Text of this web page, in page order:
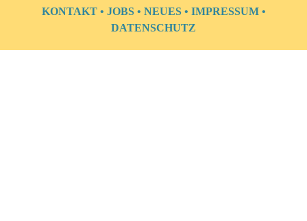
KONTAKT• JOBS• NEUES• IMPRESSUM•
DATENSCHUTZ